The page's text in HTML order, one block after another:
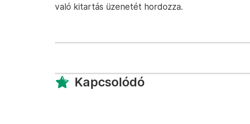
való kitartás üzenetét hordozza.
Kapcsolódó